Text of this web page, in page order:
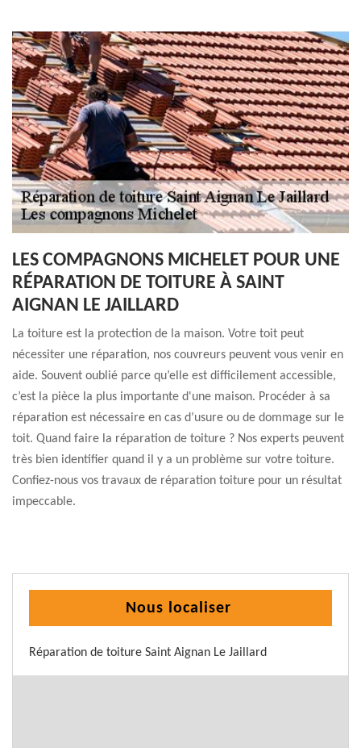
LES COMPAGNONS MICHELET POUR UNE
RÉPARATION DE TOITURE À SAINT
AIGNAN LE JAILLARD
La toiture est la protection de la maison. Votre toit peut
nécessiter une réparation, nos couvreurs peuvent vous venir en
aide. Souvent oublié parce qu’elle est difficilement accessible,
c’est la pièce la plus importante d'une maison. Procéder à sa
réparation est nécessaire en cas d’usure ou de dommage sur le
toit. Quand faire la réparation de toiture ? Nos experts peuvent
très bien identifier quand il y a un problème sur votre toiture.
Confiez-nous vos travaux de réparation toiture pour un résultat
impeccable.
Nous localiser
Réparation de toiture Saint Aignan Le Jaillard